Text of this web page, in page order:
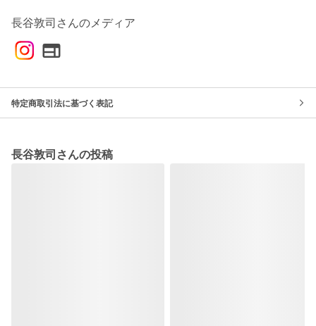
長谷敦司さんのメディア
特定商取引法に基づく表記
長谷敦司さんの投稿